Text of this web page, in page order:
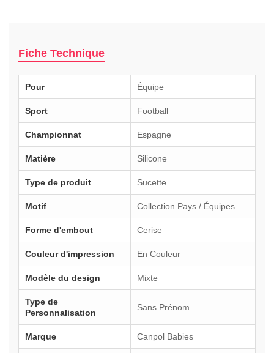
Fiche Technique
Pour Équipe
Sport Football
Championnat Espagne
Matière Silicone
Type de produit Sucette
Motif Collection Pays / Équipes
Forme d'embout Cerise
Couleur d'impression En Couleur
Modèle du design Mixte
Type de
Personnalisation
Sans Prénom
Marque Canpol Babies